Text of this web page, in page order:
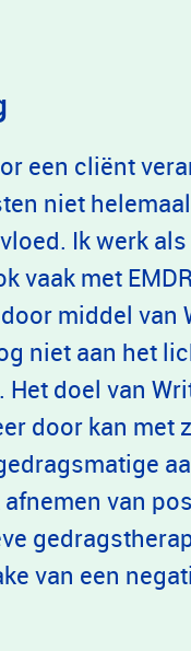
een cliënt
niet
Ik werk
vaak met
middel van
niet aan het
doel van
door kan met
van
van een